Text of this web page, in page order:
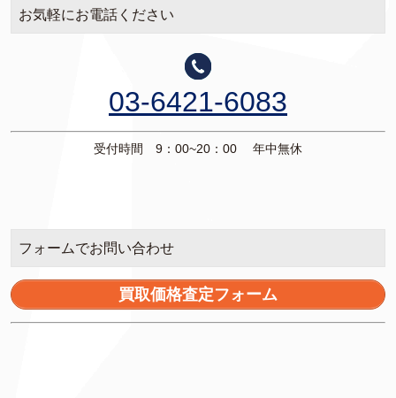
お気軽にお電話ください
03-6421-6083
受付時間 9：00~20：00 年中無休
フォームでお問い合わせ
買取価格査定フォーム